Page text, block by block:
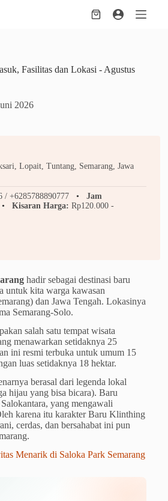
Shopping
Fasilitas dan Lokasi - Agustus
2026
Lopait, Tuntang, Semarang, Jawa
/ +6285788890777
Jam
Kisaran Harga: Rp120.000 -
hadir sebagai destinasi baru
untuk kita warga kawasan
dan Jawa Tengah. Lokasinya
Semarang-Solo.
salah satu tempat wisata
menawarkan setidaknya 25
ini resmi terbuka untuk umum 15
luas setidaknya 18 hektar.
berasal dari legenda lokal
hijau yang bisa bicara). Baru
yang mengawali
karena itu karakter Baru Klinthing
cerdas, dan bersahabat ini pun
Menarik di Saloka Park Semarang